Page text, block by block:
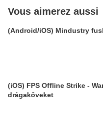
Vous aimerez aussi
(Android/iOS) Mindustry
(iOS) FPS Offline Strike -
drágaköveket